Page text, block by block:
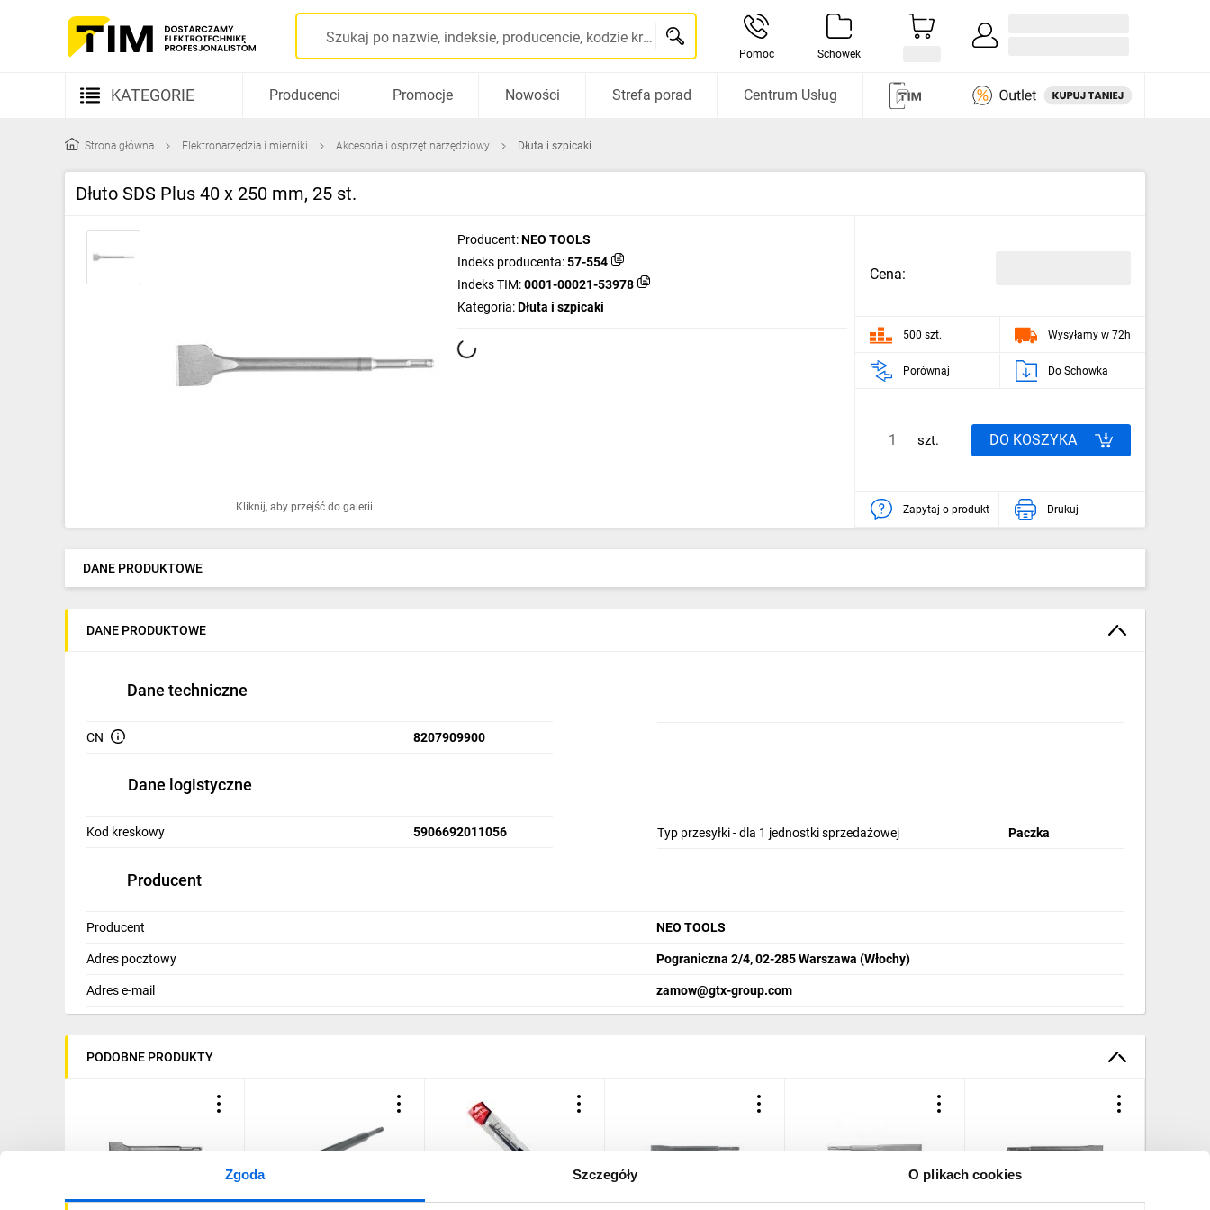
Zgoda Szczegóły O plikach cookies
Szukaj po nazwie, indeksie, producencie, kodzie kreskowym...
Pomoc Schowek
KATEGORIE
Kable i przewody
Oprawy oświetleniowe
Ogrzewanie
Elektronarzędzia i mierniki
Dom i ogród
Klimatyzacja
Budowa i Remont
Elektronika
Smart home
Telewizja naziemna i satelitarna
Wentylacja i rekuperacja
Producenci Promocje Nowości Strefa porad Centrum Usług
Strona główna Elektronarzędzia i mierniki Akcesoria i osprzęt narzędziowy Dłuta i szpicaki
Dłuto SDS Plus 40 x 250 mm, 25 st.
Kliknij, aby przejść do galerii
Producent:NEO TOOLS
Indeks producenta:57-554
Indeks TIM:0001-00021-53978
Kategoria:Dłuta i szpicaki
Cena:
500 szt. Wysyłamy w 72h
Porównaj Do Schowka
szt. DO KOSZYKA
Zapytaj o produkt Drukuj
DANE PRODUKTOWE
DANE PRODUKTOWE
Dane techniczne
CN 8207909900
Dane logistyczne
Kod kreskowy 5906692011056 Typ przesyłki - dla 1 jednostki sprzedażowej Paczka
Producent
Producent NEO TOOLS
Adres pocztowy Pograniczna 2/4, 02-285 Warszawa (Włochy)
Adres e-mail zamow@gtx-group.com
PODOBNE PRODUKTY